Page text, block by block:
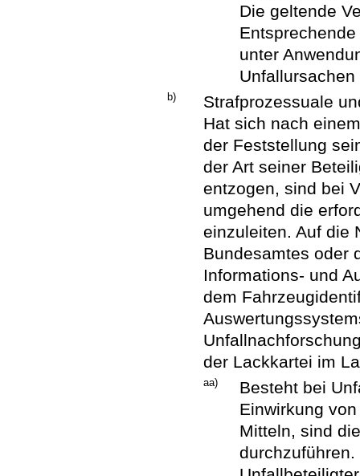
Die geltende
unter
b)
Strafprozessuale
Hat sich nach
der Feststellung
der Art seiner
entzogen, sind bei
umgehend die
einzuleiten. Auf die
Bundesamtes oder
Informations- und
dem
der Lackkartei im
aa)
Besteht bei
Einwirkung
Mitteln, sind